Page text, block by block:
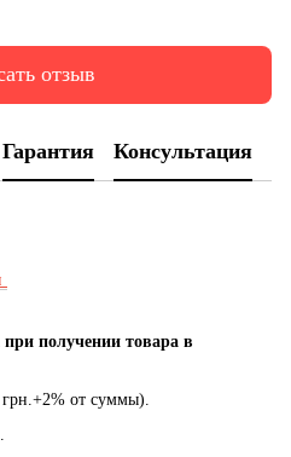
отзыв
Гарантия Консультация
получении товара в
от суммы).